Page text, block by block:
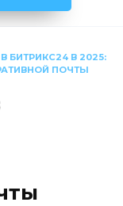
БИТРИКС24 В 2025:
ПОЧТЫ